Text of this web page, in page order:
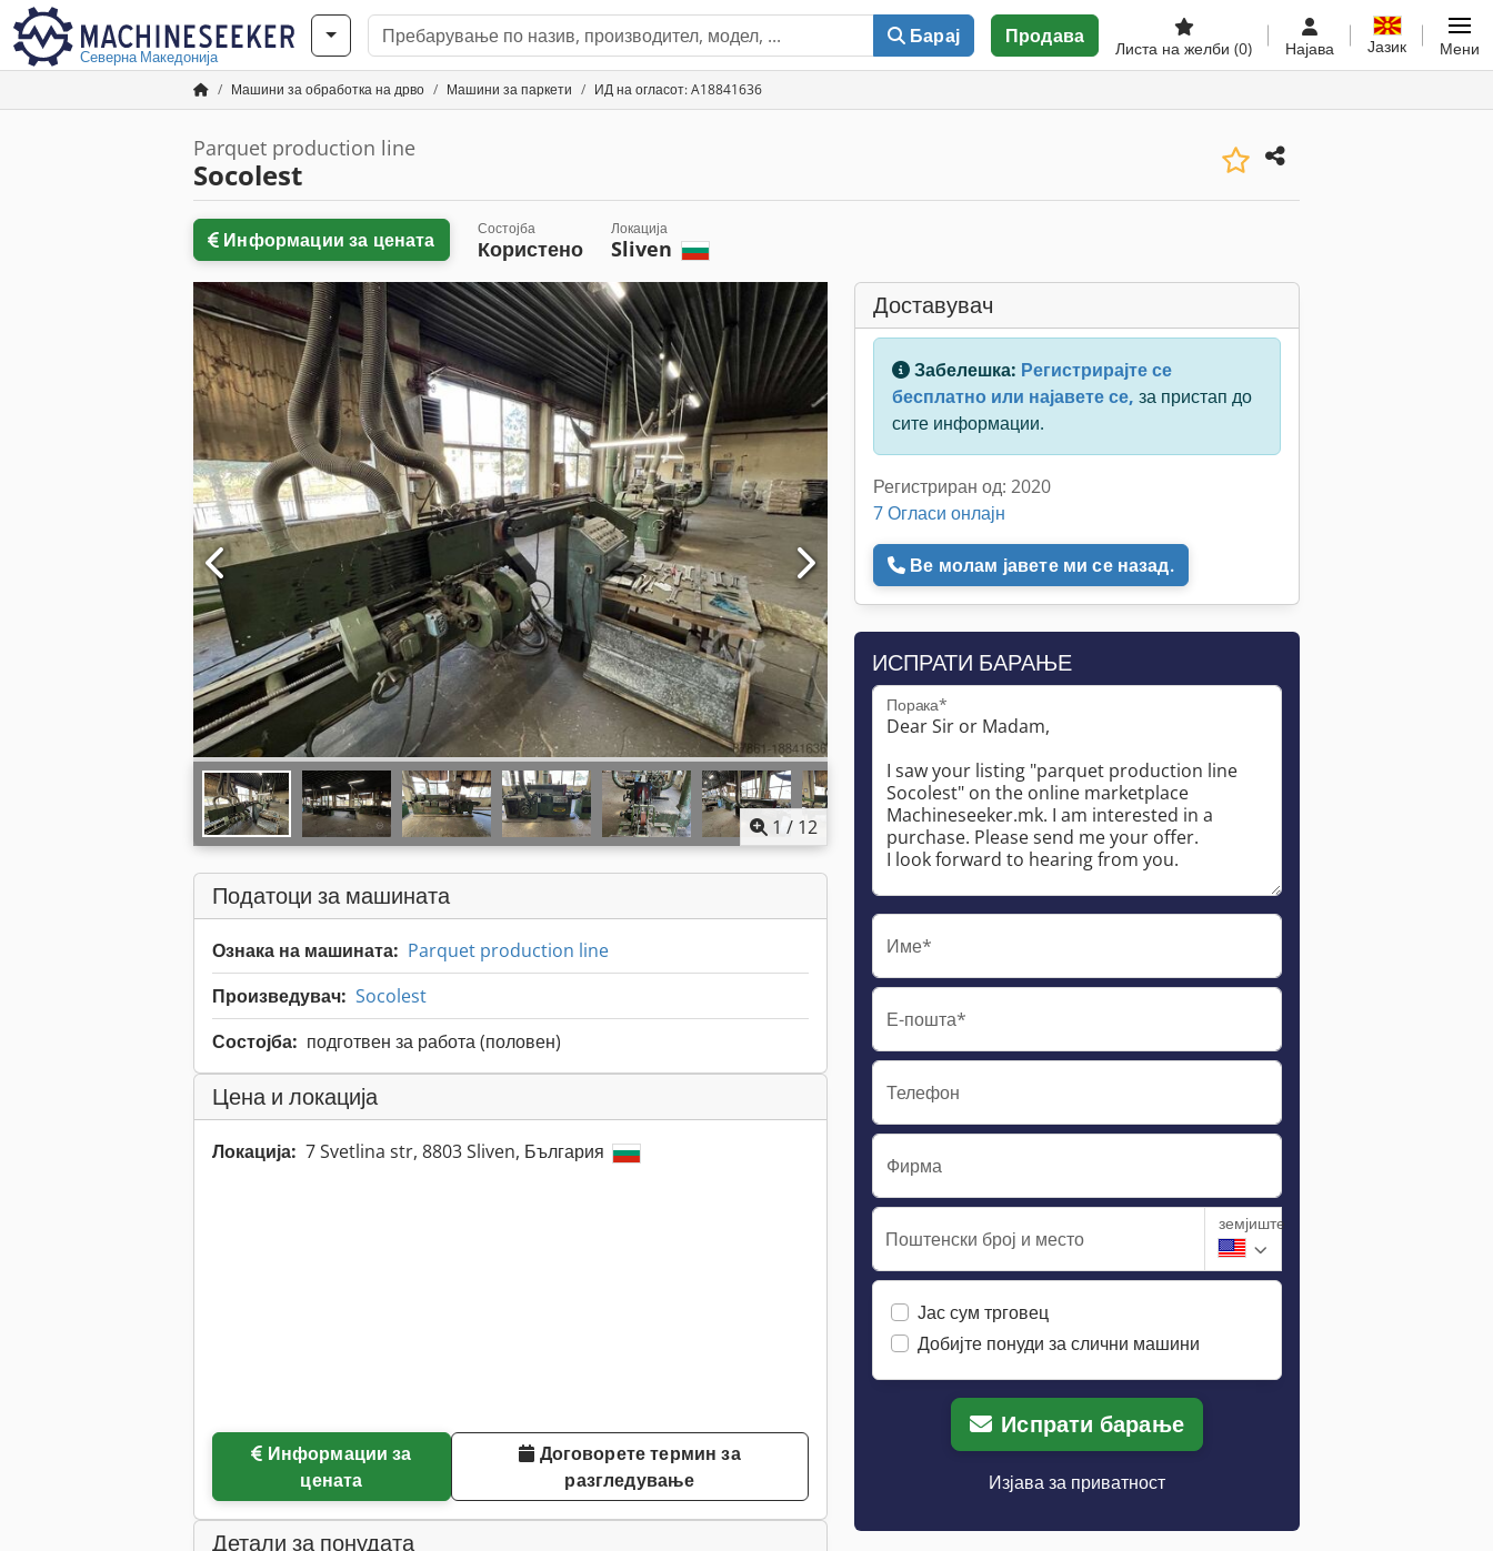
Северна Македонија
Барај Продава
Листа на желби (0) Најава Јазик Мени
Машини за обработка на дрво Машини за паркети ИД на огласот: A18841636
Parquet production line
Socolest
Информации за цената Состојба
Користено
Локација
Sliven
1 / 12
Податоци за машината
Ознака на машината: Parquet production line
Произведувач: Socolest
Состојба: подготвен за работа (половен)
Цена и локација
Локација: 7 Svetlina str, 8803 Sliven, България
цената
разгледување
Детали за понудата
Доставувач
Забелешка: Регистрирајте се
бесплатно или најавете се, за пристап до
сите информации.
Регистриран од: 2020
7 Огласи онлајн
Ве молам јавете ми се назад.
ИСПРАТИ БАРАЊЕ
Порака*
Име*
Е-пошта*
Телефон
Фирма
Поштенски број и место
земјиште
Јас сум трговец
Добијте понуди за слични машини
Испрати барање
Изјава за приватност